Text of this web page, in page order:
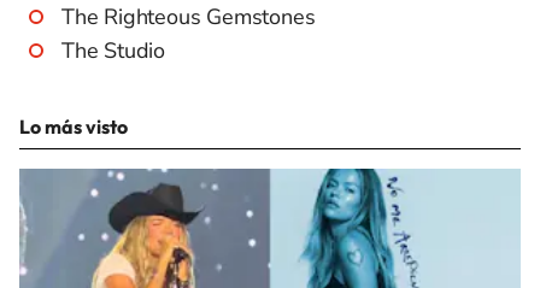
The Righteous Gemstones
The Studio
Lo más visto